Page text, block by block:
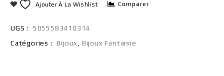
Ajouter À La Wishlist Comparer
UGS :
5055583410314
Catégories :
Bijoux Bijoux Fantaisie